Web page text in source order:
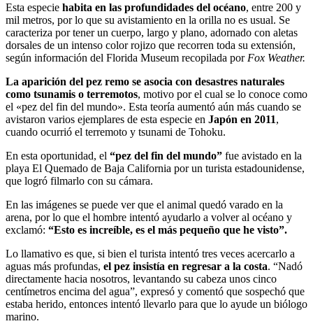
Esta especie habita en las profundidades del océano, entre 200 y
mil metros, por lo que su avistamiento en la orilla no es usual. Se
caracteriza por tener un cuerpo, largo y plano, adornado con aletas
dorsales de un intenso color rojizo que recorren toda su extensión,
según información del Florida Museum recopilada por Fox Weather.
La aparición del pez remo se asocia con desastres naturales
como tsunamis o terremotos, motivo por el cual se lo conoce como
el «pez del fin del mundo». Esta teoría aumentó aún más cuando se
avistaron varios ejemplares de esta especie en Japón en 2011,
cuando ocurrió el terremoto y tsunami de Tohoku.
En esta oportunidad, el “pez del fin del mundo” fue avistado en la
playa El Quemado de Baja California por un turista estadounidense,
que logró filmarlo con su cámara.
En las imágenes se puede ver que el animal quedó varado en la
arena, por lo que el hombre intentó ayudarlo a volver al océano y
exclamó: “Esto es increíble, es el más pequeño que he visto”.
Lo llamativo es que, si bien el turista intentó tres veces acercarlo a
aguas más profundas, el pez insistía en regresar a la costa. “Nadó
directamente hacia nosotros, levantando su cabeza unos cinco
centímetros encima del agua”, expresó y comentó que sospechó que
estaba herido, entonces intentó llevarlo para que lo ayude un biólogo
marino.